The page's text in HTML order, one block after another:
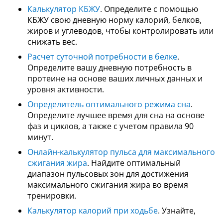
Калькулятор КБЖУ. Определите с помощью
КБЖУ свою дневную норму калорий, белков,
жиров и углеводов, чтобы контролировать или
снижать вес.
Расчет суточной потребности в белке.
Определите вашу дневную потребность в
протеине на основе ваших личных данных и
уровня активности.
Определитель оптимального режима сна.
Определите лучшее время для сна на основе
фаз и циклов, а также с учетом правила 90
минут.
Онлайн-калькулятор пульса для максимального
сжигания жира. Найдите оптимальный
диапазон пульсовых зон для достижения
максимального сжигания жира во время
тренировки.
Калькулятор калорий при ходьбе. Узнайте,